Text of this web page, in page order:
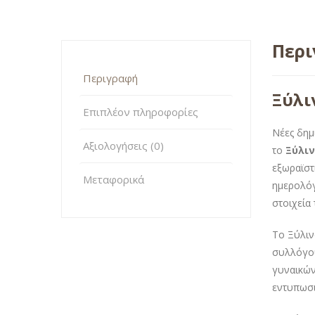
Περιγραφή
Επιπλέον πληροφορίες
Αξιολογήσεις (0)
Μεταφορικά
Νέες
το
Το